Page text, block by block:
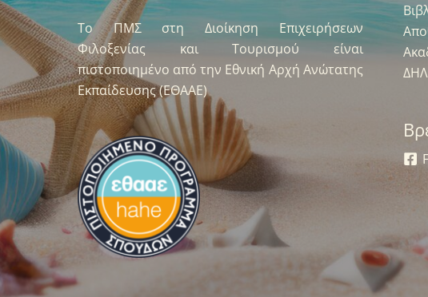
Το ΠΜΣ στη Διοίκηση Επιχειρήσεων
Φιλοξενίας και Τουρισμού είναι
πιστοποιημένο από την Εθνική Αρχή Ανώτατης
Εκπαίδευσης (ΕΘΑΑΕ)